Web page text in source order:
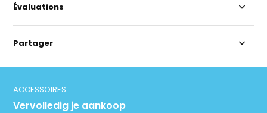
Évaluations
Partager
ACCESSOIRES
Vervolledig je aankoop